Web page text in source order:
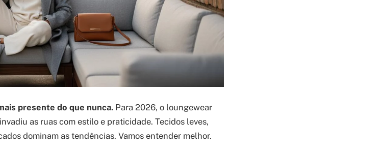
presente do que nunca. Para 2026, o loungewear
as ruas com estilo e praticidade. Tecidos leves,
dominam as tendências. Vamos entender melhor.